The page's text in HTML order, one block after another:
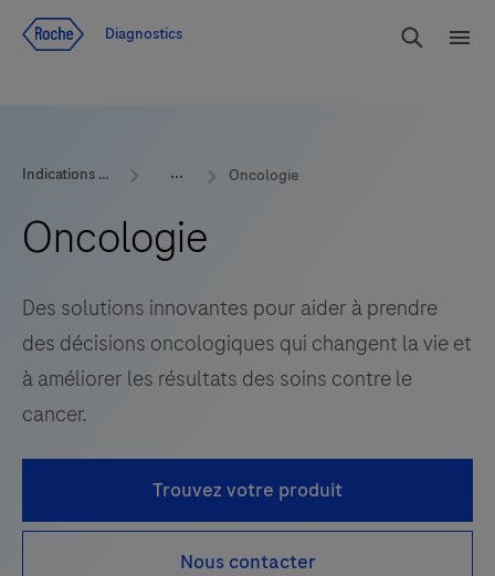
Diagnostics
Indications et produits Oncologie
Oncologie
Des solutions innovantes pour aider à prendre
des décisions oncologiques qui changent la vie et
à améliorer les résultats des soins contre le
cancer.
Trouvez votre produit
Nous contacter